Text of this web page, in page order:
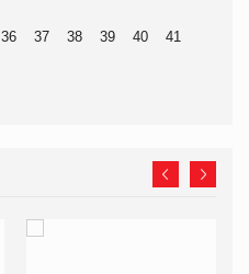
36 37 38 39 40
41